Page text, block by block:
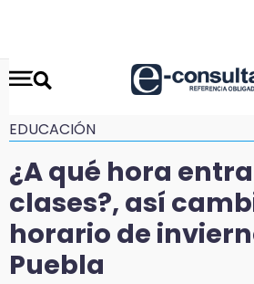
EDUCACIÓN
¿A qué hora
clases?, así
horario de
Puebla